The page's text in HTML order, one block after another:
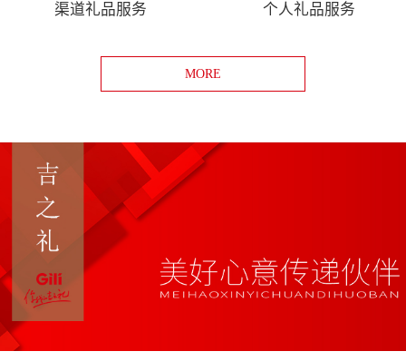
渠道礼品服务 个人礼品服务
MORE